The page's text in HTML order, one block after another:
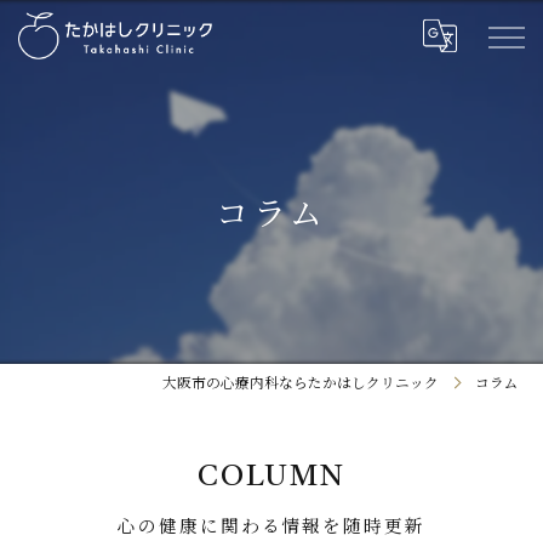
コラム
大阪市の心療内科ならたかはしクリニック コラム
COLUMN
心の健康に関わる情報を随時更新